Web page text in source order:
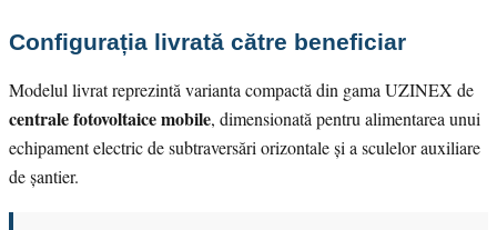
Configurația livrată către beneficiar
Modelul livrat reprezintă varianta compactă din gama UZINEX de
centrale fotovoltaice mobile, dimensionată pentru alimentarea unui
echipament electric de subtraversări orizontale și a sculelor auxiliare
de șantier.